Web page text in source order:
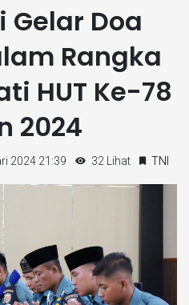
Gelar Doa
Rangka
HUT Ke-78
2024
2024 21:39 32 Lihat TNI